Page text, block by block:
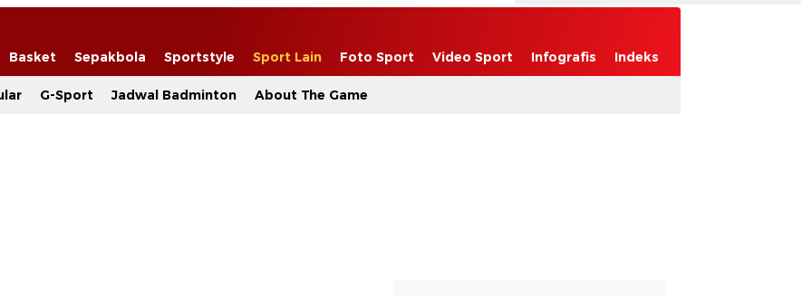
Basket Sepakbola Sportstyle Sport Lain Foto Sport Video Sport Infografis Indeks
G-Sport Jadwal Badminton About The Game